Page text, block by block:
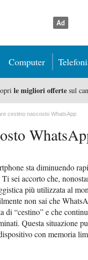
Computer
le migliori offertesul
cestino nascosto WhatsApp
sta diminuendo
sei accorto che,
più utilizzata al
non sai che
di “cestino” e che
Questa situazione
con memoria